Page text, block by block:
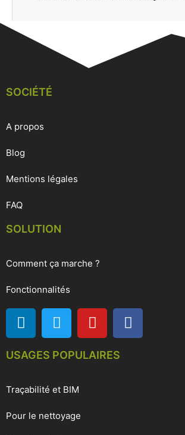
SOCIÉTÉ
A propos
Blog
Mentions légales
FAQ
SOLUTION
Comment ça marche ?
Fonctionnalités
USAGES POPULAIRES
Traçabilité et BIM
Pour le nettoyage